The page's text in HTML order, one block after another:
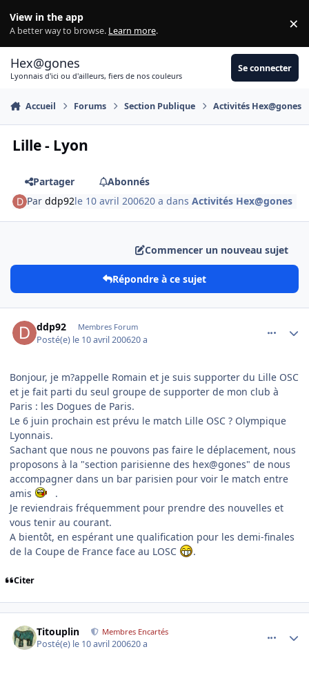
View in the app
A better way to browse. Learn more. ×
Hex@gones
Lyonnais d'ici ou d'ailleurs, fiers de nos couleurs
Se connecter
Accueil Forums Section Publique Activités Hex@gones
Lille - Lyon
Partager
Abonnés
Parddp92le 10 avril 200620 a dansActivités Hex@gones
Commencer un nouveau sujet
Répondre à ce sujet
ddp92 Membres Forum
Posté(e) le 10 avril 200620 a
Bonjour, je m?appelle Romain et je suis supporter du Lille OSC
et je fait parti du seul groupe de supporter de mon club à
Paris : les Dogues de Paris.
Le 6 juin prochain est prévu le match Lille OSC ? Olympique
Lyonnais.
Sachant que nous ne pouvons pas faire le déplacement, nous
proposons à la "section parisienne des hex@gones" de nous
accompagner dans un bar parisien pour voir le match entre
amis
.
Je reviendrais fréquemment pour prendre des nouvelles et
vous tenir au courant.
A bientôt, en espérant une qualification pour les demi-finales
de la Coupe de France face au LOSC
.
Citer
Titouplin Membres Encartés
Posté(e) le 10 avril 200620 a